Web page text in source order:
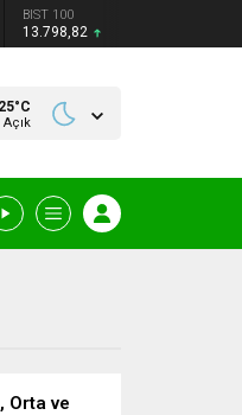
BIST 100
13.798,82
25°C
Açık
Orta ve